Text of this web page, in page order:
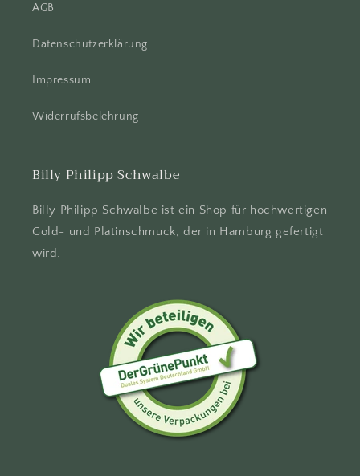
AGB
Datenschutzerklärung
Impressum
Widerrufsbelehrung
Billy Philipp Schwalbe
Billy Philipp Schwalbe ist ein Shop für hochwertigen
Gold- und Platinschmuck, der in Hamburg gefertigt
wird.